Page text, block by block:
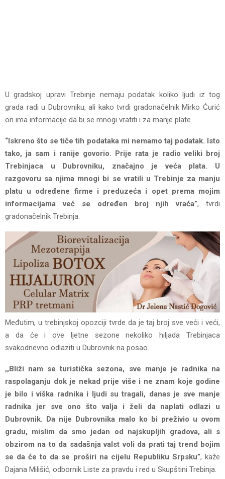
U gradskoj upravi Trebinje nemaju podatak koliko ljudi iz tog
grada radi u Dubrovniku, ali kako tvrdi gradonačelnik Mirko Ćurić
on ima informacije da bi se mnogi vratiti i za manje plate.
“Iskreno što se tiče tih podataka mi nemamo taj podatak. Isto
tako, ja sam i ranije govorio. Prije rata je radio veliki broj
Trebinjaca u Dubrovniku, značajno je veća plata. U
razgovoru sa njima mnogi bi se vratili u Trebinje za manju
platu u određene firme i preduzeća i opet prema mojim
informacijama već se određen broj njih vraća”, tvrdi
gradonačelnik Trebinja.
Međutim, u trebinjskoj opozciji tvrde da je taj broj sve veći i veći,
a da će i ove ljetne sezone nekoliko hiljada Trebinjaca
svakodnevno odlaziti u Dubrovnik na posao.
,,Bliži nam se turistička sezona, sve manje je radnika na
raspolaganju dok je nekad prije više i ne znam koje godine
je bilo i viška radnika i ljudi su tragali, danas je sve manje
radnika jer sve ono što valja i želi da naplati odlazi u
Dubrovnik. Da nije Dubrovnika malo ko bi preživio u ovom
gradu, mislim da smo jedan od najskupljih gradova, ali s
obzirom na to da sadašnja valst voli da prati taj trend bojim
se da će to da se proširi na cijelu Republiku Srpsku”, kaže
Dajana Milišić, odbornik Liste za pravdu i red u Skupštini Trebinja.